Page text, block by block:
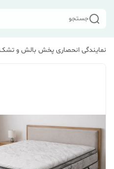
جستجو
نمایندگی انحصاری پخش بالش و